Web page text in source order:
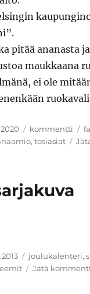
pitää ananasta ja
maukkaana
ei ole
Kategoriat
kommentti
,tosiasiat
Kategoriat
joulukalenteri,
Jätä